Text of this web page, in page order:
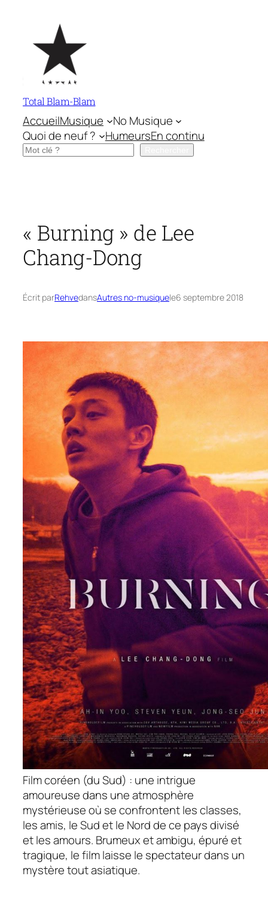
contenu
Total Blam-Blam
AccueilMusique
No Musique
Quoi de neuf ?
HumeursEn continu
Rechercher
« Burning » de Lee
Chang-Dong
Écrit parRehvedansAutres no-musiquele6 septembre 2018
Film coréen (du Sud) : une intrigue
amoureuse dans une atmosphère
mystérieuse où se confrontent les classes,
les amis, le Sud et le Nord de ce pays divisé
et les amours. Brumeux et ambigu, épuré et
tragique, le film laisse le spectateur dans un
mystère tout asiatique.